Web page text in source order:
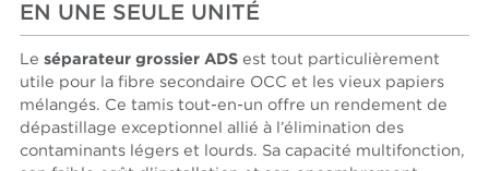
EN UNE SEULE UNITÉ
Leséparateur grossier ADSest tout particulièrement
utile pour la fibre secondaire OCC et les vieux papiers
mélangés. Ce tamis tout-en-un offre un rendement de
dépastillage exceptionnel allié à l’élimination des
contaminants légers et lourds. Sa capacité multifonction,